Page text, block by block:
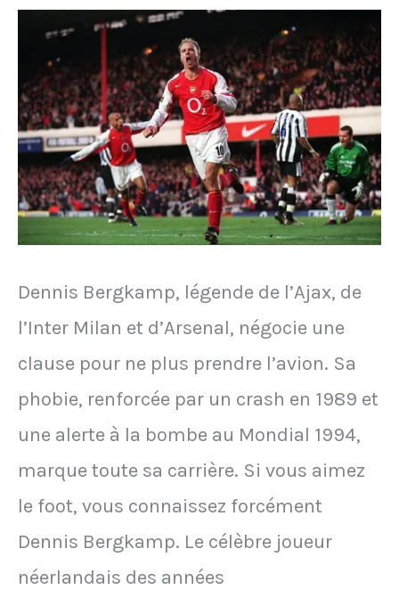
supporter
pour
lui
porter
chance
et
Auxerre
Championnat
Dennis Bergkamp, légende de l’Ajax, de
l’Inter Milan et d’Arsenal, négocie une
clause pour ne plus prendre l’avion. Sa
phobie, renforcée par un crash en 1989 et
une alerte à la bombe au Mondial 1994,
marque toute sa carrière. Si vous aimez
le foot, vous connaissez forcément
Dennis Bergkamp. Le célèbre joueur
néerlandais des années